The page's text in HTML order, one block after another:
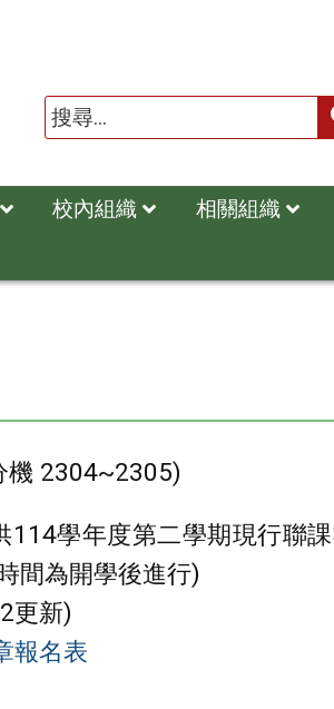
校內組織 相關組織
機 2304~2305)
114學年度第二學期現行聯
間為開學後進行)
更新)
報名表